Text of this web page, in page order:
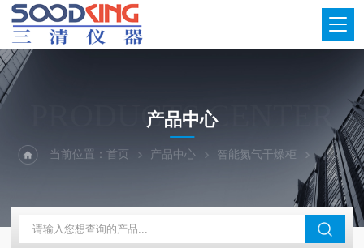
PRODUCTS CENTER
产品中心
当前位置：首页 产品中心 智能氮气干燥柜 晶圆氮